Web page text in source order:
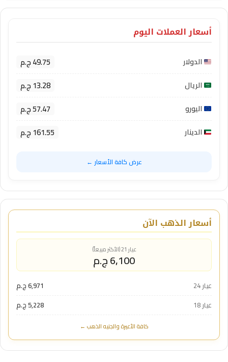
أسعار العملات اليوم
الدولار 49.75 ج.م
الريال 13.28 ج.م
اليورو 57.47 ج.م
الدينار 161.55 ج.م
عرض كافة الأسعار ←
أسعار الذهب الآن
عيار 21 (الأكثر مبيعاً)
6,100 ج.م
عيار 24
6,971 ج.م
عيار 18
5,228 ج.م
كافة الأعيرة والجنيه الذهب ←